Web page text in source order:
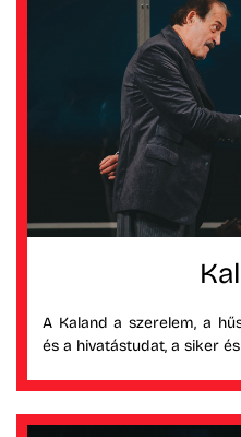
A Kaland a szerelem, a
és a hivatástudat, a siker